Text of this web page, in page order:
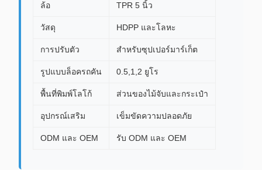
ล้อ TPR 5 นิ้ว
วัสดุ HDPP และโลหะ
การปรับตัว สําหรับซุปเปอร์มาร์เก็ต
รูปแบบล็อครถคัน 0.5,1,2 ยูโร
พื้นที่พิมพ์โลโก้ ส่วนของไม้จับและกระเป๋า
อุปกรณ์เสริม เข็มขัดความปลอดภัย
ODM และ OEM รับ ODM และ OEM